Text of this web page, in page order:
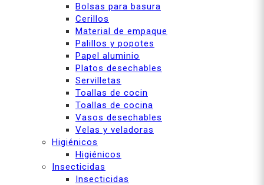
Bolsas para basura
Cerillos
Material de empaque
Palillos y popotes
Papel aluminio
Platos desechables
Servilletas
Toallas de cocin
Toallas de cocina
Vasos desechables
Velas y veladoras
Higiénicos
Higiénicos
Insecticidas
Insecticidas